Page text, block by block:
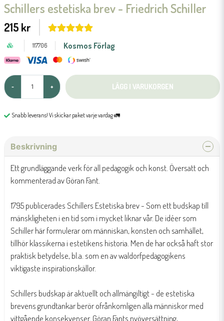
Schillers estetiska brev - Friedrich Schiller
215 kr
117706 Kosmos Förlag
- + LÄGG I VARUKORGEN
Snabb leverans! Vi skickar paket varje vardag 🚛
Beskrivning
Ett grundläggande verk för all pedagogik och konst. Översatt och
kommenterad av Göran Fant.
1795 publicerades Schillers Estetiska brev - Som ett budskap till
mänskligheten i en tid som i mycket liknar vår. De idéer som
Schiller här formulerar om människan, konsten och samhället,
tillhör klassikerna i estetikens historia. Men de har också haft stor
praktisk betydelse, bl.a. som en av waldorfpedagogikens
viktigaste inspirationskällor.
Schillers budskap är aktuellt och allmängiltigt - de estetiska
brevens grundtankar berör ofrånkomligen alla människor med
vittgående konsekvenser. Göran Fants nyöversättning,